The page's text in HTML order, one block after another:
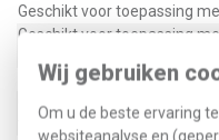
Wij gebruiken
Om u de beste ervaring
websiteanalyse en
Geschikt voor toepassing
Geschikt voor toepassing
Geschikt voor toepassing
Geschikt voor toepassing
tijdschakelaar/timer